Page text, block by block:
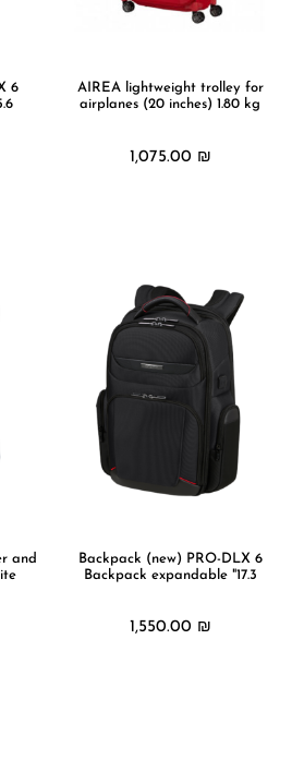
AIREA lightweight trolley for
airplanes (20 inches) 1.80 kg
1,075.00 ₪
6
Backpack (new) PRO-DLX 6
Backpack expandable "17.3
1,550.00 ₪
and